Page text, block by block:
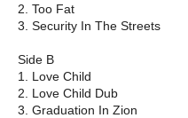
2. Too Fat
3. Security In The Streets
Side B
1. Love Child
2. Love Child Dub
3. Graduation In Zion